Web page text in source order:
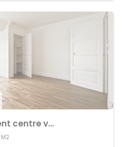
Achat Appartement centre ville